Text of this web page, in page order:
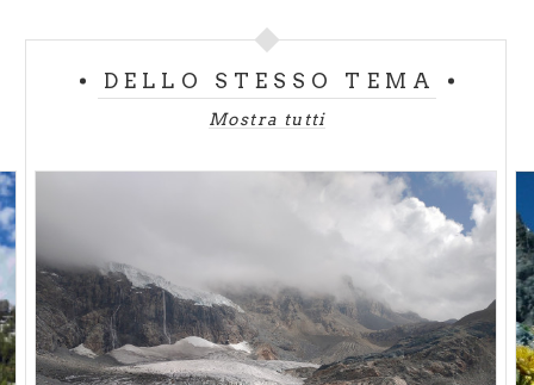
DELLO STESSO TEMA
Mostra tutti